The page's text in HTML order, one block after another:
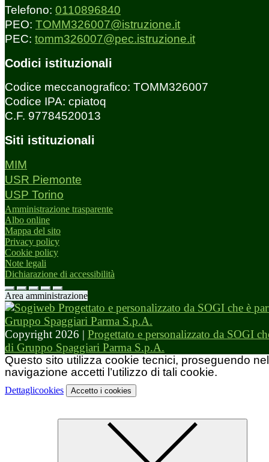
Telefono: 0110896840
PEO: TOMM326007@istruzione.it
PEC: tomm326007@pec.istruzione.it
Codici istituzionali
Codice meccanografico: TOMM326007
Codice IPA: cpiatoq
C.F. 97784520013
Siti istituzionali
MIM
USR Piemonte
USP Torino
Amministrazione trasparente
Albo online
Mappa del sito
Privacy policy
Cookie policy
Note legali
Dichiarazione di accessibilità
Area amministrazione
Copyright 2026 | Progettato e personalizzato da SOGI
di Gruppo Spaggiari Parma S.p.A.
Questo sito utilizza cookie tecnici, proseguendo
navigazione accetti l’utilizzo di tali cookie.
Dettaglicookies Accetto i cookies